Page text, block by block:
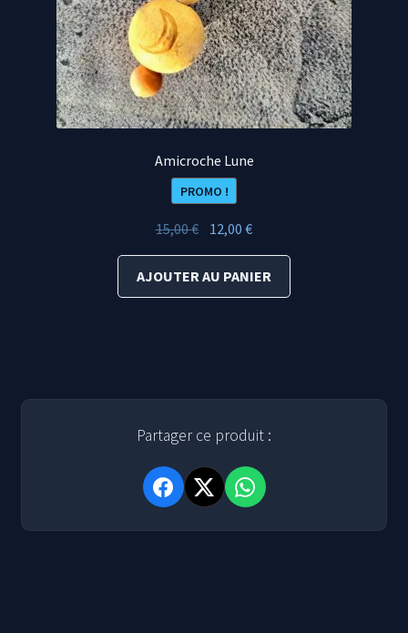
Amicroche Lune
PROMO !
15,00€ Le
initial
était :
12,00€Le
actuel
est :
AJOUTER AU PANIER
Partager ce produit :